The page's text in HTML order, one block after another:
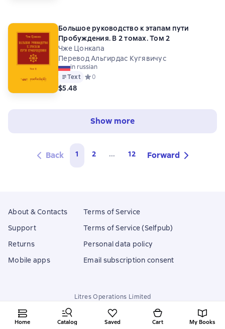
Home Catalog Saved Cart My Books
Большое руководство к этапам пути
Пробуждения. В 2 томах. Том 2
Чже Цонкапа
Перевод Альгирдас Кугявичус
in russian
Text Средний рейтинг 0 на основе 0 оценок
0
$5.48
Show more
Back 1 2 ... 12 Forward
About & Contacts
Support
Returns
Mobile apps
Terms of Service
Terms of Service (Selfpub)
Personal data policy
Email subscription consent
Litres Operations Limited